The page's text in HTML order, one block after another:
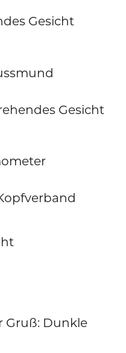
Gesicht
Gesicht
Gruß: Dunkle